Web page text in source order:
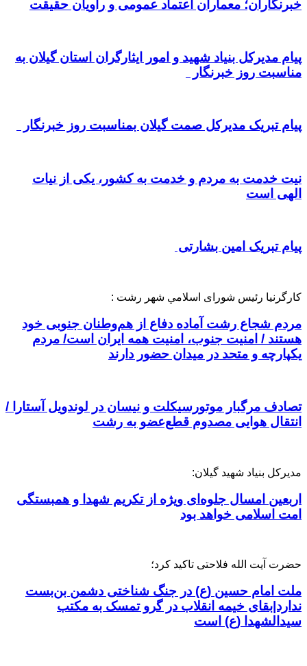
خبرنگاران؛ معماران اعتماد عمومی و راویان حقیقت
پیام مدیرکل بنیاد شهید و امور ایثارگران استان گیلان به
مناسبت روز خبرنگار
پیام تبریک مدیرکل صمت گیلان بمناسبت روز خبرنگار
نیت خدمت به مردم و خدمت به کشور، یکی از نیات
الهی است
پیام تبریک امین بشارتی
کارگرنیا رئیس شورای اسلامي شهر رشت :
مردم شجاع رشت آماده دفاع از هم‌وطنان جنوبی خود
هستند / امنیت جنوب، امنیت همه ایران است/ مردم
یکپارچه و متحد در میدان حضور دارند
تصادف مرگبار موتورسیکلت و نیسان در لوندویل آستارا /
انتقال هوایی مصدوم قطع‌عضو به رشت
مدیرکل بنیاد شهید گیلان:
اربعین امسال جلوه‌ای ویژه از تکریم شهدا و همبستگی
امت اسلامی خواهد بود
حضرت آیت الله فلاحتی تاکید کرد؛
ملت امام حسین (ع) در جنگ شناختی دشمن بن‌بست
ندارد|بقای خیمه انقلاب در گرو تمسک به مکتب
سیدالشهدا (ع) است